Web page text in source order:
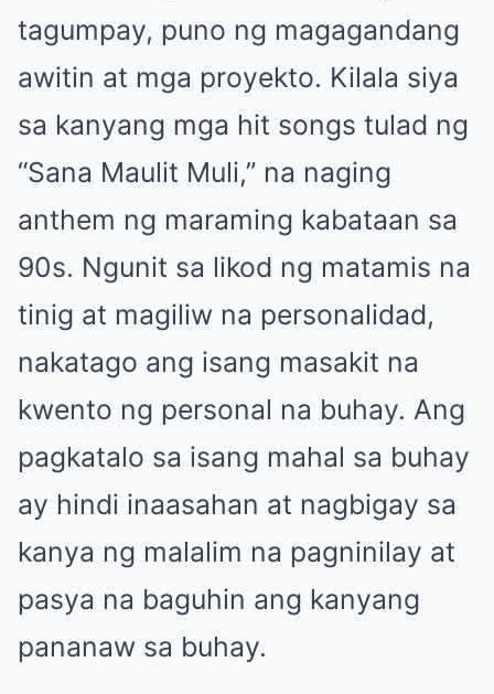
tagumpay, puno ng magagandang
awitin at mga proyekto. Kilala siya
sa kanyang mga hit songs tulad ng
“Sana Maulit Muli,” na naging
anthem ng maraming kabataan sa
90s. Ngunit sa likod ng matamis na
tinig at magiliw na personalidad,
nakatago ang isang masakit na
kwento ng personal na buhay. Ang
pagkatalo sa isang mahal sa buhay
ay hindi inaasahan at nagbigay sa
kanya ng malalim na pagninilay at
pasya na baguhin ang kanyang
pananaw sa buhay.